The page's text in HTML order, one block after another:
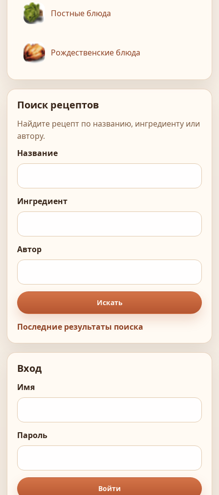
Постные блюда
Рождественские блюда
Поиск рецептов
Найдите рецепт по названию, ингредиенту или
автору.
Название
Ингредиент
Автор
Искать
Последние результаты поиска
Вход
Имя
Пароль
Войти